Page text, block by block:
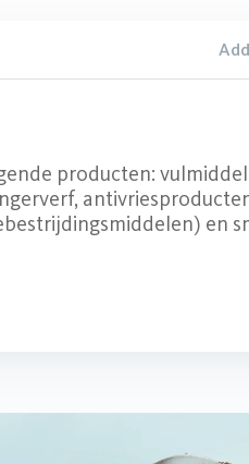
producten:
en